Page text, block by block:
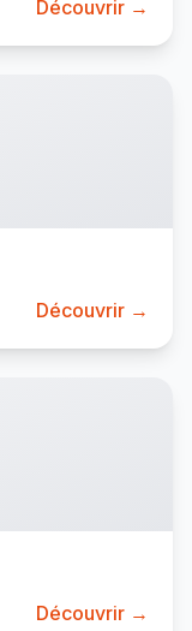
Découvrir →
Découvrir →
Découvrir →